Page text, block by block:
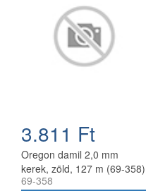
3.811 Ft
Oregon damil 2,0 mm
kerek, zöld, 127 m (69-358)
69-358